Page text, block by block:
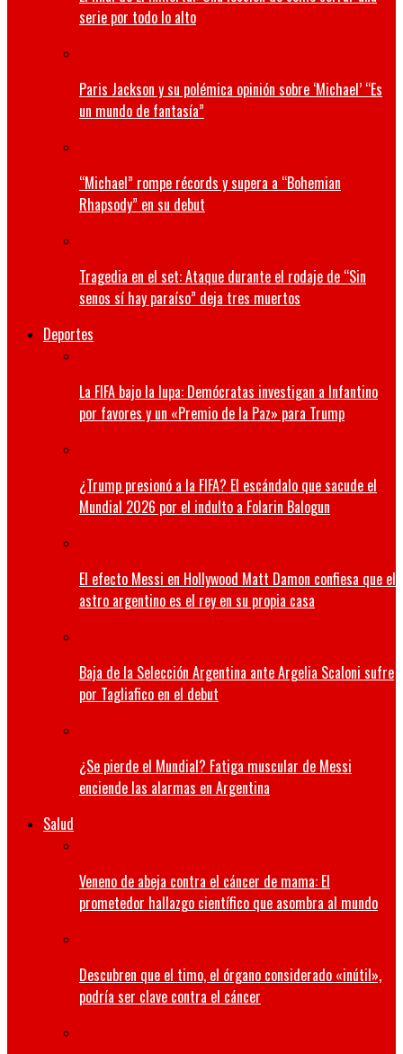
serie por todo lo alto
Paris Jackson y su polémica opinión sobre ‘Michael’ “Es
un mundo de fantasía”
“Michael” rompe récords y supera a “Bohemian
Rhapsody” en su debut
Tragedia en el set: Ataque durante el rodaje de “Sin
senos sí hay paraíso” deja tres muertos
Deportes
La FIFA bajo la lupa: Demócratas investigan a Infantino
por favores y un «Premio de la Paz» para Trump
¿Trump presionó a la FIFA? El escándalo que sacude el
Mundial 2026 por el indulto a Folarin Balogun
El efecto Messi en Hollywood Matt Damon confiesa que el
astro argentino es el rey en su propia casa
Baja de la Selección Argentina ante Argelia Scaloni sufre
por Tagliafico en el debut
¿Se pierde el Mundial? Fatiga muscular de Messi
enciende las alarmas en Argentina
Salud
Veneno de abeja contra el cáncer de mama: El
prometedor hallazgo científico que asombra al mundo
Descubren que el timo, el órgano considerado «inútil»,
podría ser clave contra el cáncer